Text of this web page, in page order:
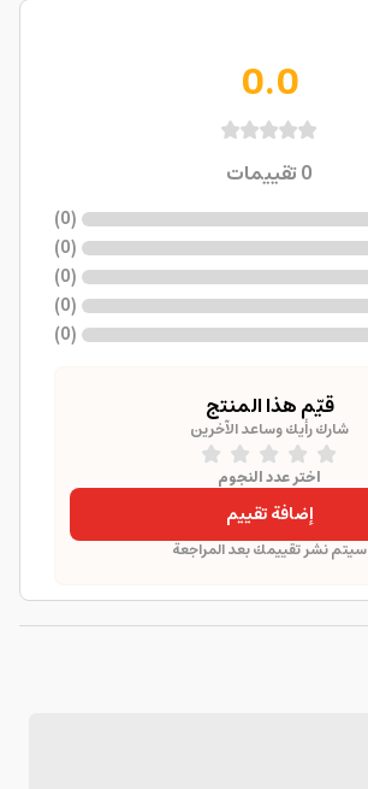
0.0
0تقييمات
(
0
)
(
0
)
(
0
)
(
0
)
(
0
)
قيّم هذا المنتج
شارك رأيك وساعد الآخرين
اختر عدد النجوم
إضافة تقييم
سيتم نشر تقييمك بعد المراجعة